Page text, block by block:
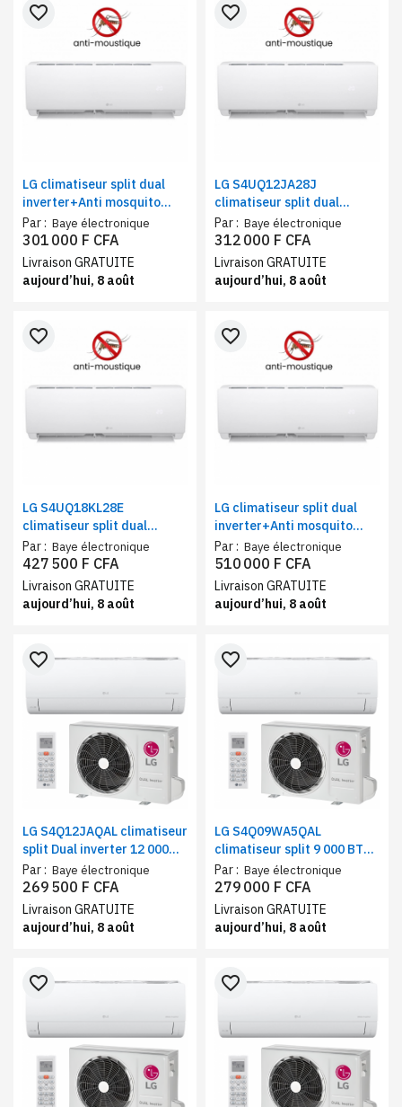
LG climatiseur split dual
inverter+Anti mosquito
9000BTU | Mode Gen+™
Par : Baye électronique
favorite_border
301 000 F CFA
Livraison GRATUITE
aujourd’hui, 8 août
LG S4UQ12JA28J
climatiseur split dual
inverter+Anti mosquito
12000BTU | DUAL Inverter
Compressor™
Par : Baye électronique
favorite_border
312 000 F CFA
Livraison GRATUITE
aujourd’hui, 8 août
LG S4UQ18KL28E
climatiseur split dual
inverter+Anti mosquito
18000BTU | Redémarrage
automatique
Par : Baye électronique
favorite_border
427 500 F CFA
Livraison GRATUITE
aujourd’hui, 8 août
LG climatiseur split dual
inverter+Anti mosquito
24000BTU | Gold Fin™
Par : Baye électronique
favorite_border
510 000 F CFA
Livraison GRATUITE
aujourd’hui, 8 août
LG S4Q12JAQAL climatiseur
split Dual inverter 12 000
BTU / 1.5 CV | Économie
d’énergie
Par : Baye électronique
favorite_border
269 500 F CFA
Livraison GRATUITE
aujourd’hui, 8 août
LG S4Q09WA5QAL
climatiseur split 9 000 BTU
/ 1CV | Compresseur™ DUAL
Inverter
Par : Baye électronique
favorite_border
279 000 F CFA
Livraison GRATUITE
aujourd’hui, 8 août
favorite_border favorite_border